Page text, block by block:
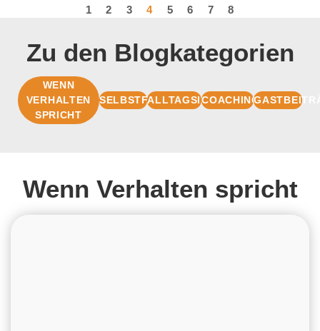
1 2 3 4 5 6 7 8
Zu den Blogkategorien
WENN
VERHALTEN
SPRICHT
SELBSTFÜHRUNGALLTAGSIMPULSECOACHINGBASIS
Wenn Verhalten spricht